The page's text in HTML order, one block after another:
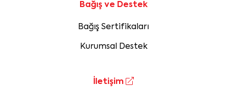
Bağış ve Destek
Bağış Sertifikaları
Kurumsal Destek
İletişim